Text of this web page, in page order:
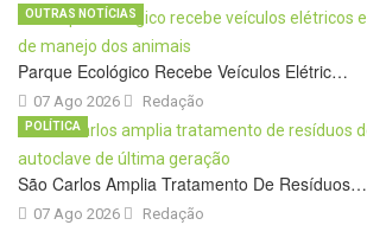
Parque Ecológico Recebe Veículos Elétric…
07 Ago 2026
OUTRAS NOTÍCIAS
Redação
São Carlos Amplia Tratamento De Resíduos…
07 Ago 2026
POLÍTICA
Redação